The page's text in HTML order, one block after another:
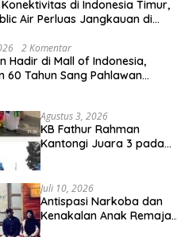
di Indonesia Timur,
Air Perluas Jangkauan di
2 Komentar
Hadir di Mall of Indonesia,
60 Tahun Sang Pahlawan
Agustus 3, 2026
KB Fathur Rahman
Kantongi Juara 3 pada
Juli 10, 2026
Antispasi Narkoba dan
Kenakalan Anak Remaja,